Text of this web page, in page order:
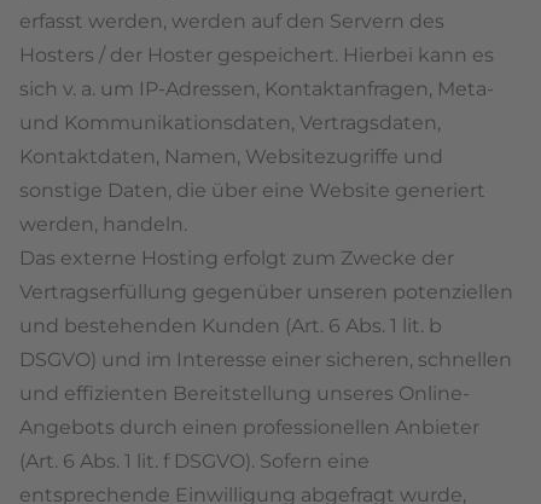
erfasst werden, werden auf den Servern des
Hosters / der Hoster gespeichert. Hierbei kann es
sich v. a. um IP-Adressen, Kontaktanfragen, Meta-
und Kommunikationsdaten, Vertragsdaten,
Kontaktdaten, Namen, Websitezugriffe und
sonstige Daten, die über eine Website generiert
werden, handeln.
Das externe Hosting erfolgt zum Zwecke der
Vertragserfüllung gegenüber unseren potenziellen
und bestehenden Kunden (Art. 6 Abs. 1 lit. b
DSGVO) und im Interesse einer sicheren, schnellen
und effizienten Bereitstellung unseres Online-
Angebots durch einen professionellen Anbieter
(Art. 6 Abs. 1 lit. f DSGVO). Sofern eine
entsprechende Einwilligung abgefragt wurde,